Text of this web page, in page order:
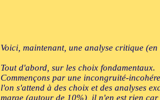
Voici, maintenant, une analyse critique
Tout d'abord, sur les choix fondamentaux.
Commençons par une incongruité-
l'on s'attend à des choix et des analyses
marge (autour de 10%), il n'en est rien